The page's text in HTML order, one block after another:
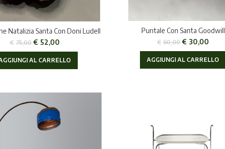
Natalizia Santa Con Doni Ludell
€ 75,00 € 52,00
AL CARRELLO
Puntale Con Santa Goodwill
€ 60,00 € 30,00
AGGIUNGI AL CARRELLO